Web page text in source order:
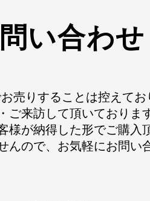
い合わせ
売りすることは控えて
ご来訪して頂いておりま
様が納得した形でご購
ので、お気軽にお問い